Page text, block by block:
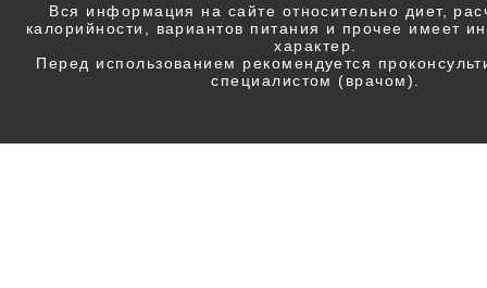
Вся информация на сайте относительно диет,
калорийности, вариантов питания и прочее имеет
характер.
Перед использованием рекомендуется
специалистом (врачом).